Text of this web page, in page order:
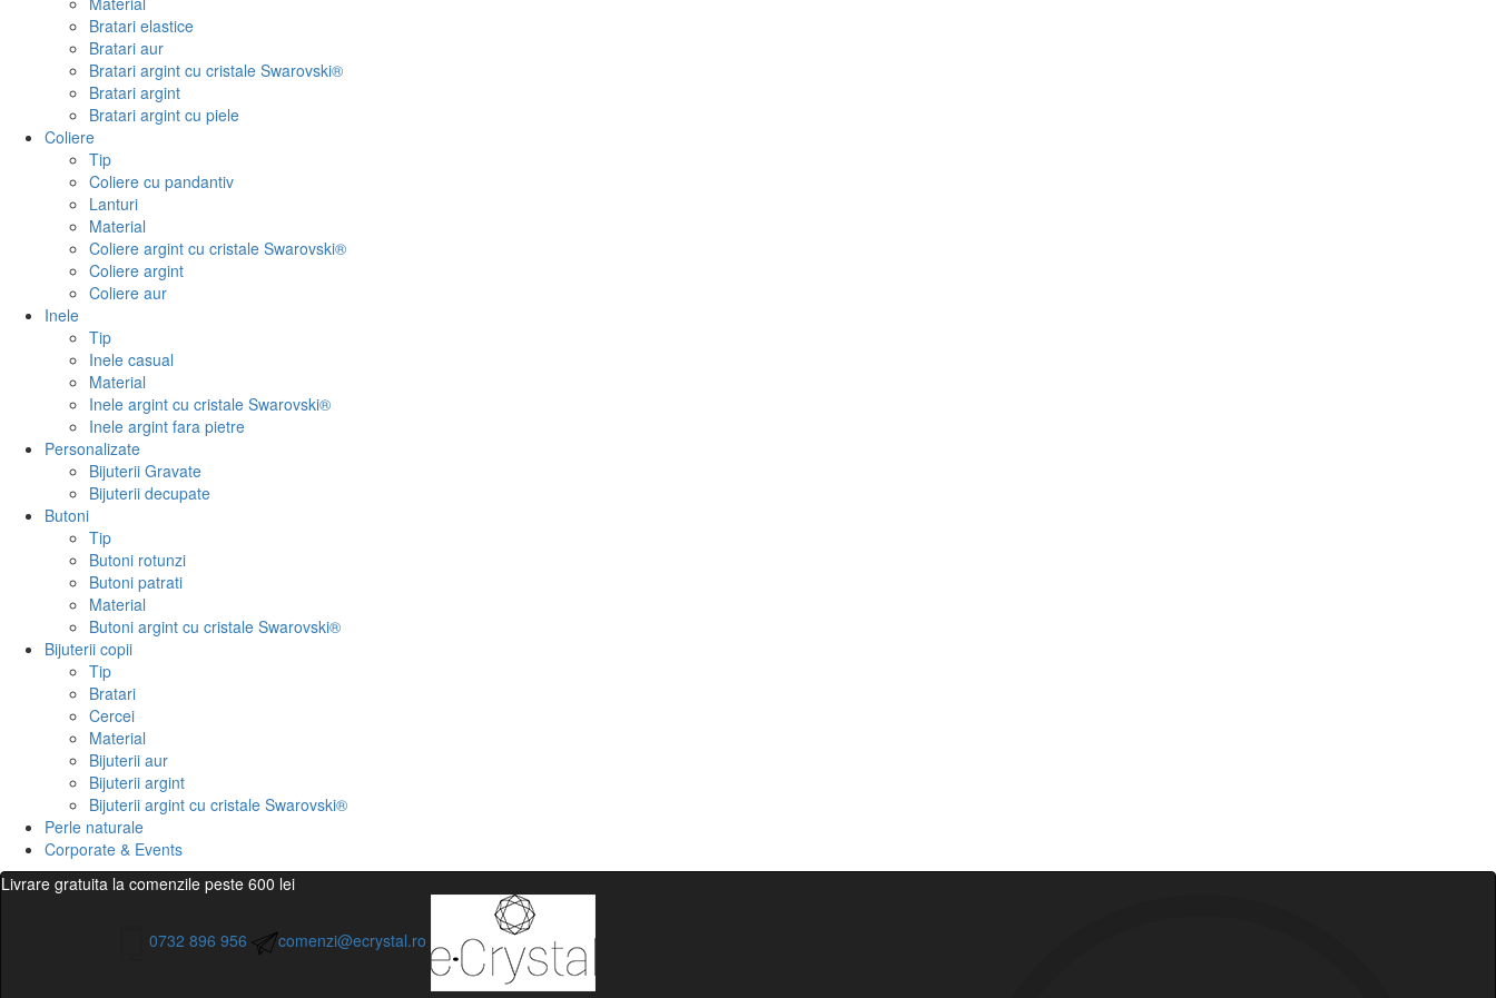
Bratari elastice
Bratari aur
Bratari argint cu cristale Swarovski®
Bratari argint
Bratari argint cu piele
Coliere
Tip
Coliere cu pandantiv
Lanturi
Material
Coliere argint cu cristale Swarovski®
Coliere argint
Coliere aur
Inele
Tip
Inele casual
Material
Inele argint cu cristale Swarovski®
Inele argint fara pietre
Personalizate
Bijuterii Gravate
Bijuterii decupate
Butoni
Tip
Butoni rotunzi
Butoni patrati
Material
Butoni argint cu cristale Swarovski®
Bijuterii copii
Tip
Bratari
Cercei
Material
Bijuterii aur
Bijuterii argint
Bijuterii argint cu cristale Swarovski®
Perle naturale
Corporate & Events
Livrare gratuita la comenzile peste 600 lei
0732 896 956 comenzi@ecrystal.ro